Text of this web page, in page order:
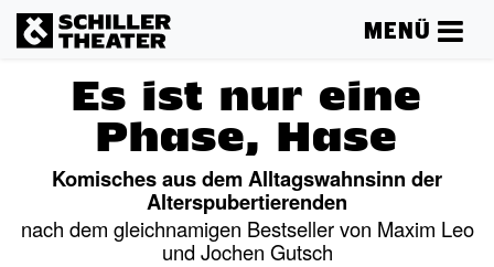
MENÜ
Es ist nur eine
Phase, Hase
Komisches aus dem Alltagswahnsinn der
Alterspubertierenden
nach dem gleichnamigen Bestseller von Maxim Leo
und Jochen Gutsch